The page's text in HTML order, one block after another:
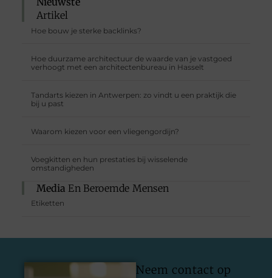
Artikel
Hoe bouw je sterke backlinks?
Hoe duurzame architectuur de waarde van je vastgoed
verhoogt met een architectenbureau in Hasselt
Tandarts kiezen in Antwerpen: zo vindt u een praktijk die
bij u past
Waarom kiezen voor een vliegengordijn?
Voegkitten en hun prestaties bij wisselende
omstandigheden
Media En Beroemde Mensen
Etiketten
Neem contact op